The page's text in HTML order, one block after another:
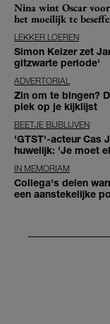
Nina wint Oscar
het moeilijk te
LEKKER LOEREN
Simon Keizer zet
gitzwarte periode'
ADVERTORIAL
Zin om te bingen?
plek op je kijklijst
BEETJE BIJBLIJVEN
'GTST'-acteur Cas
huwelijk: 'Je moet
IN MEMORIAM
Collega's delen
een aanstekelijke